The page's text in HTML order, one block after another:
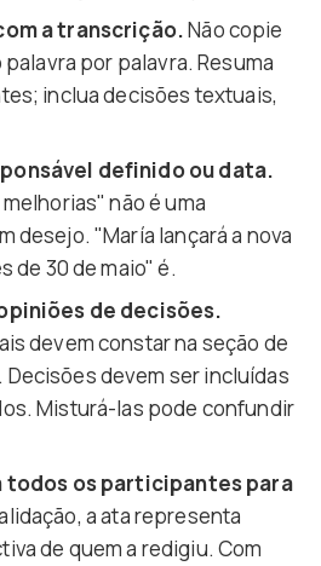
a transcrição.Não copie
por palavra. Resuma
inclua decisões textuais,
definido ou data.
não é uma
desejo. "María lançará a nova
de 30 de maio" é.
de decisões.
devem constar na seção de
devem ser incluídas
Misturá-las pode confundir
todos os participantes para
a ata representa
de quem a redigiu. Com